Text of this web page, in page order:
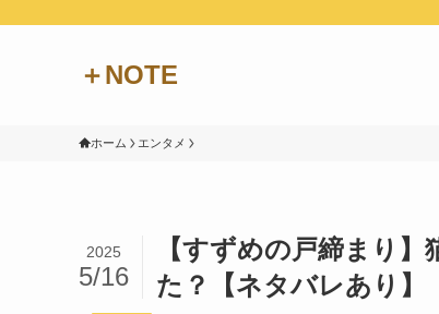
＋NOTE
ホーム エンタメ
【すずめの戸締まり
た？【ネタバレあり】
2025
5/16